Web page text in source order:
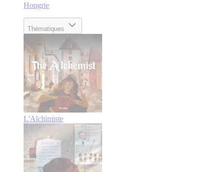
Hongrie
Thématiques
L'Alchimiste